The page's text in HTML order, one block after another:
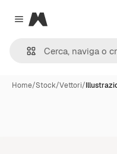
Close menu
Magnific
Home/Stock/Vettori/